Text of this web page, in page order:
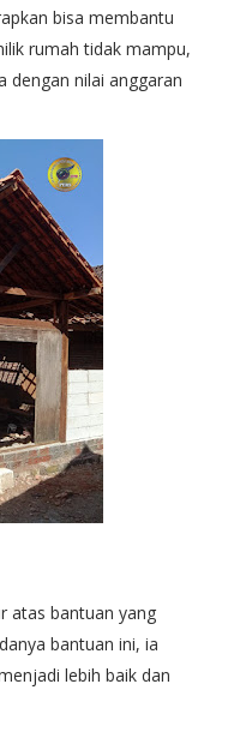
bisa membantu
rumah tidak mampu,
dengan nilai anggaran
atas bantuan yang
bantuan ini, ia
lebih baik dan